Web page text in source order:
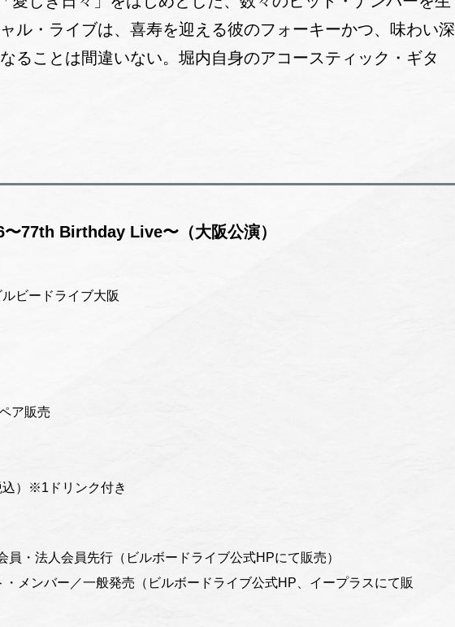
ル・ライブは、喜寿を迎える彼のフォーキーかつ、味わい深
ることは間違いない。堀内自身のアコースティック・ギタ
77th Birthday Live〜（大阪公演）
ルビードライブ大阪
ア販売
込）※1ドリンク付き
・法人会員先行（ビルボードライブ公式HPにて販売）
メンバー／一般発売（ビルボードライブ公式HP、イープラスにて販